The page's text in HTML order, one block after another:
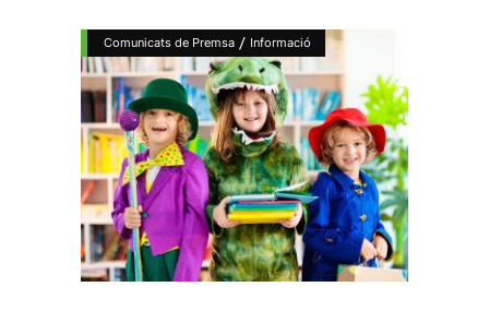
Comunicats de Premsa / Informació